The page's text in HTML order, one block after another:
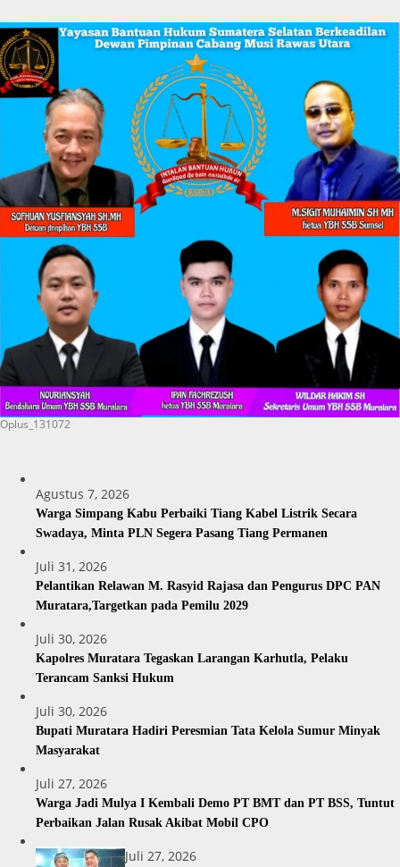
Oplus_131072
Agustus 7, 2026
Warga Simpang Kabu Perbaiki Tiang Kabel Listrik Secara
Swadaya, Minta PLN Segera Pasang Tiang Permanen
Juli 31, 2026
Pelantikan Relawan M. Rasyid Rajasa dan Pengurus DPC PAN
Muratara,Targetkan pada Pemilu 2029
Juli 30, 2026
Kapolres Muratara Tegaskan Larangan Karhutla, Pelaku
Terancam Sanksi Hukum
Juli 30, 2026
Bupati Muratara Hadiri Peresmian Tata Kelola Sumur Minyak
Masyarakat
Juli 27, 2026
Warga Jadi Mulya I Kembali Demo PT BMT dan PT BSS, Tuntut
Perbaikan Jalan Rusak Akibat Mobil CPO
Juli 27, 2026